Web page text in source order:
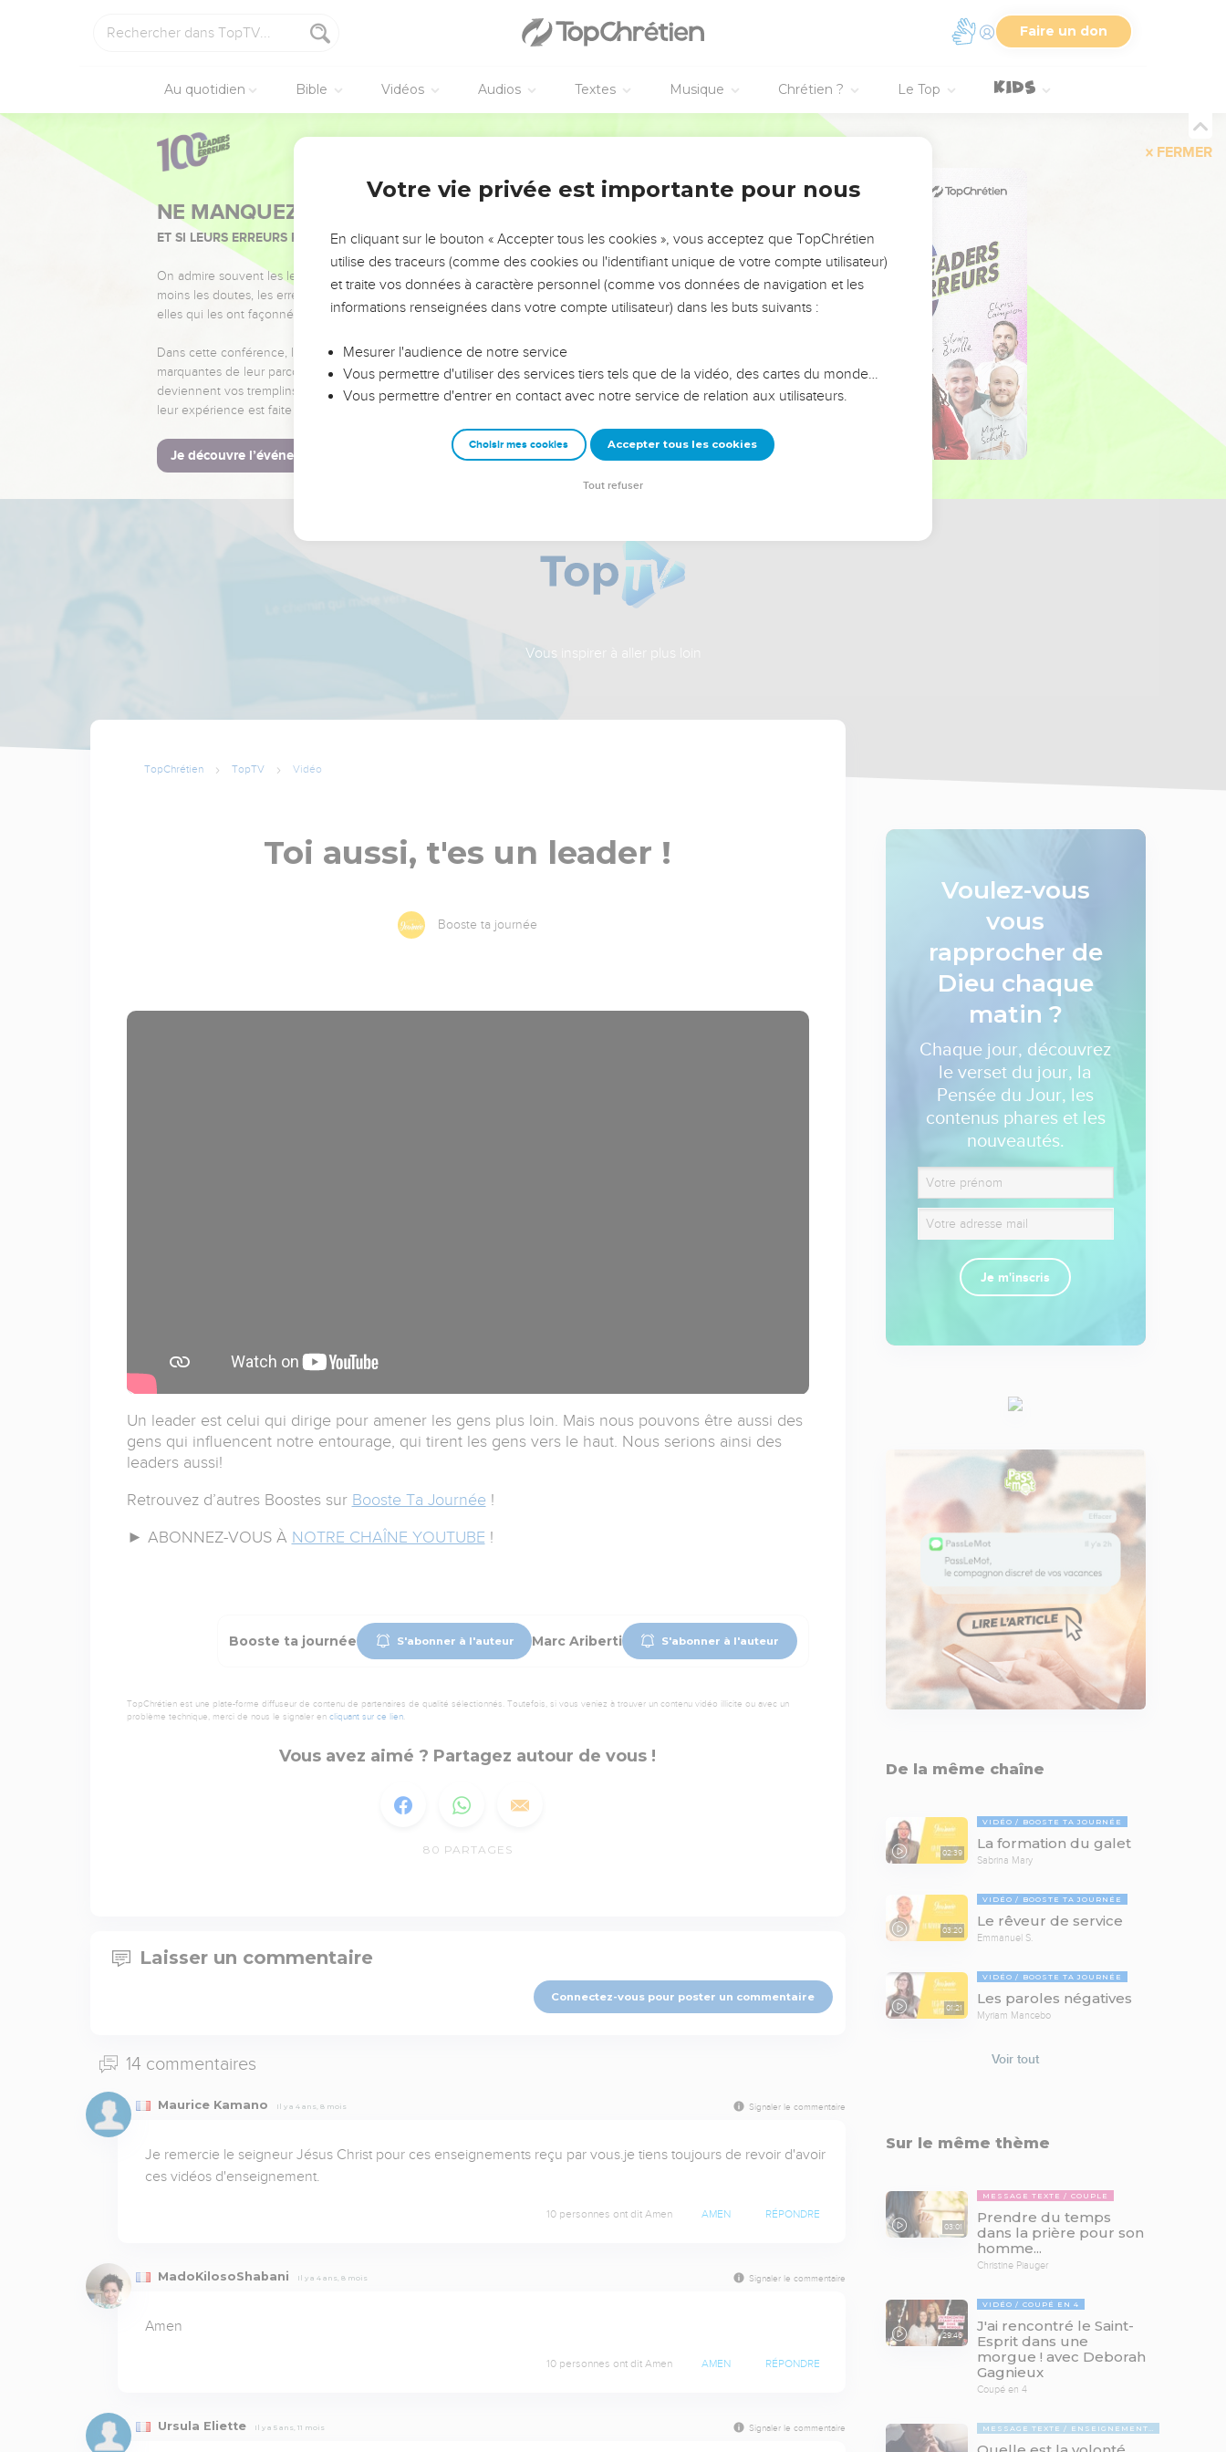
Faire un don
Au quotidien Bible Vidéos Audios Textes Musique Chrétien ? Le Top
FERMER
NE MANQUEZ PAS L’ÉVÉNEMENT DE L’ANNÉE !
ET SI LEURS ERREURS POUVAIENT VOUS ÉVITER LES VOTRES ?
On admire souvent les leaders pour leurs réussites, leur impact, leur foi ou leur vision. Mais on voit
moins les doutes, les erreurs et les saisons difficiles qu'ils ont traversés, alors même que ce sont
elles qui les ont façonnés.
Dans cette conférence, leaders, entrepreneurs, et responsables reviennent sur les erreurs
marquantes de leur parcours et les clés pour avancer avec plus de sagesse afin que leurs erreurs
deviennent vos tremplins. Que vous guidiez un ministère, une équipe, un groupe ou une famille,
leur expérience est faite pour vous.
Je découvre l’événement
Vous inspirer à aller plus loin
TopChrétien TopTV Vidéo
Toi aussi, t'es un leader !
Booste ta journée
Un leader est celui qui dirige pour amener les gens plus loin. Mais nous pouvons être aussi des
gens qui influencent notre entourage, qui tirent les gens vers le haut. Nous serions ainsi des
leaders aussi!
Retrouvez d’autres Boostes sur Booste Ta Journée!
► ABONNEZ-VOUS À NOTRE CHAÎNE YOUTUBE !
Booste ta journée S'abonner à l'auteur Marc Ariberti S'abonner à l'auteur
TopChrétien est une plate-forme diffuseur de contenu de partenaires de qualité sélectionnés. Toutefois, si vous veniez à trouver un contenu vidéo illicite ou avec un
problème technique, merci de nous le signaler en cliquant sur ce lien.
Vous avez aimé ? Partagez autour de vous !
80 PARTAGES
Laisser un commentaire
Connectez-vous pour poster un commentaire
14 commentaires
Maurice Kamano Il y a 4 ans, 8 mois Signaler le commentaire
Je remercie le seigneur Jésus Christ pour ces enseignements reçu par vous.je tiens toujours de revoir d'avoir
ces vidéos d'enseignement.
10 personnes ont dit Amen AMEN RÉPONDRE
MadoKilosoShabani Il y a 4 ans, 8 mois Signaler le commentaire
Amen
10 personnes ont dit Amen AMEN RÉPONDRE
Ursula Eliette Il y a 5 ans, 11 mois Signaler le commentaire
Voulez-vous
vous
rapprocher de
Dieu chaque
matin ?
Chaque jour, découvrez
le verset du jour, la
Pensée du Jour, les
contenus phares et les
nouveautés.
Je m'inscris
De la même chaîne
02:39
VIDÉO BOOSTE TA JOURNÉE
La formation du galet
Sabrina Mary
03:20
VIDÉO BOOSTE TA JOURNÉE
Le rêveur de service
Emmanuel S.
01:21
VIDÉO BOOSTE TA JOURNÉE
Les paroles négatives
Myriam Mancebo
Voir tout
Sur le même thème
03:01
MESSAGE TEXTE COUPLE
Prendre du temps
dans la prière pour son
homme...
Christine Piauger
29:46
VIDÉO COUPÉ EN 4
J'ai rencontré le Saint-
Esprit dans une
morgue ! avec Deborah
Gagnieux
Coupé en 4
MESSAGE TEXTE ENSEIGNEMENTS BIBLIQUES
Votre vie privée est importante pour nous
En cliquant sur le bouton « Accepter tous les cookies », vous acceptez que TopChrétien
utilise des traceurs (comme des cookies ou l'identifiant unique de votre compte utilisateur)
et traite vos données à caractère personnel (comme vos données de navigation et les
informations renseignées dans votre compte utilisateur) dans les buts suivants :
Mesurer l'audience de notre service
Vous permettre d'utiliser des services tiers tels que de la vidéo, des cartes du monde…
Vous permettre d'entrer en contact avec notre service de relation aux utilisateurs.
Choisir mes cookies Accepter tous les cookies
Tout refuser